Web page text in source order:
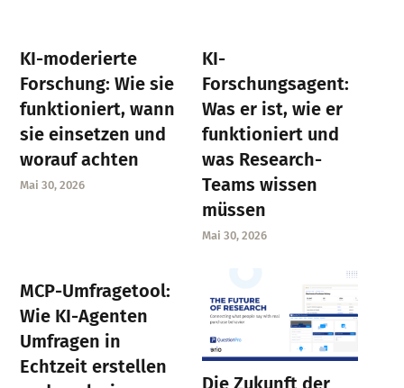
KI-moderierte
Forschung: Wie sie
funktioniert, wann
sie einsetzen und
worauf achten
Mai 30, 2026
KI-
Forschungsagent:
Was er ist, wie er
funktioniert und
was Research-
Teams wissen
müssen
Mai 30, 2026
MCP-Umfragetool:
Wie KI-Agenten
Umfragen in
Echtzeit erstellen